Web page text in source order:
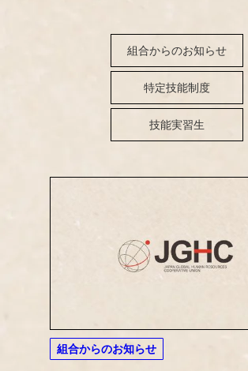
組合からのお知らせ
特定技能制度
技能実習生
組合からのお知らせ